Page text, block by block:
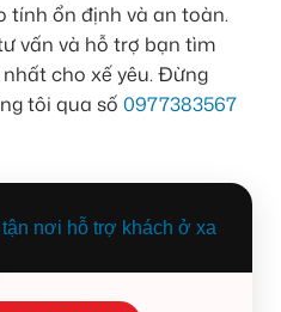
tính ổn định và an toàn.
vấn và hỗ trợ bạn tìm
cho xế yêu. Đừng
tôi qua số 0977383567